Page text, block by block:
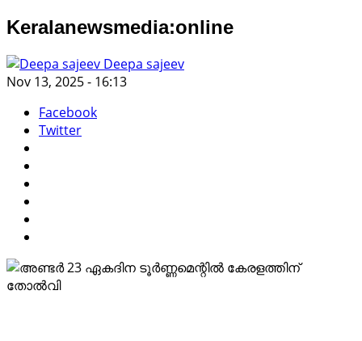
Keralanewsmedia:online
Deepa sajeev
Nov 13, 2025 - 16:13
Facebook
Twitter